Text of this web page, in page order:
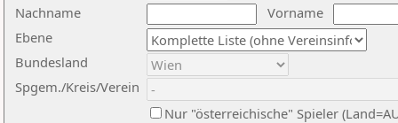
Nachname
Vorname
Ebene
Bundesland
Spgem./Kreis/Verein
Nur "österreichische" Spieler